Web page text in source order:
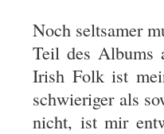
Noch seltsamer
Teil des Albums
Irish Folk ist
schwieriger als
nicht, ist mir